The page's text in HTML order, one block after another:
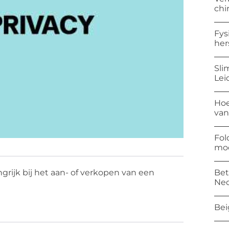
bij het aan- of verkopen van een